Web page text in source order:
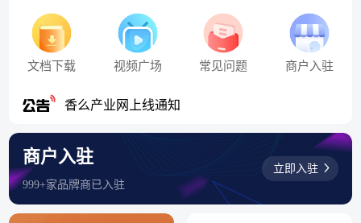
文档下载 视频广场 常见问题 商户入驻
香么产业网上线通知
商户入驻
999+家品牌商已入驻
立即入驻